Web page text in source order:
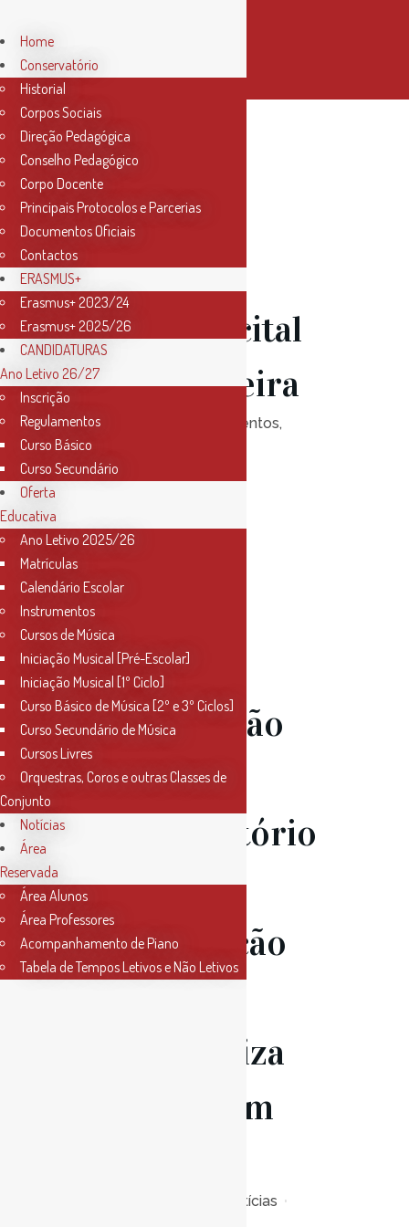
Author:
21 AbrRecital
João Ferreira
Posted at 16:30h Eventos,
Notícias
19 Abr
Participação
do
Conservatório
na
Inauguração
Madre Luiza
Andaluz em
Notícias
Home
Conservatório
Historial
Corpos Sociais
Direção Pedagógica
Conselho Pedagógico
Corpo Docente
Principais Protocolos e Parcerias
Documentos Oficiais
Contactos
ERASMUS+
Erasmus+ 2023/24
Erasmus+ 2025/26
CANDIDATURAS
Ano Letivo 26/27
Inscrição
Regulamentos
Curso Básico
Curso Secundário
Oferta
Educativa
Ano Letivo 2025/26
Matrículas
Calendário Escolar
Instrumentos
Cursos de Música
Iniciação Musical [Pré-Escolar]
Iniciação Musical [1º Ciclo]
Curso Básico de Música [2º e 3º Ciclos]
Curso Secundário de Música
Cursos Livres
Orquestras, Coros e outras Classes de
Conjunto
Notícias
Área
Reservada
Área Alunos
Área Professores
Acompanhamento de Piano
Tabela de Tempos Letivos e Não Letivos